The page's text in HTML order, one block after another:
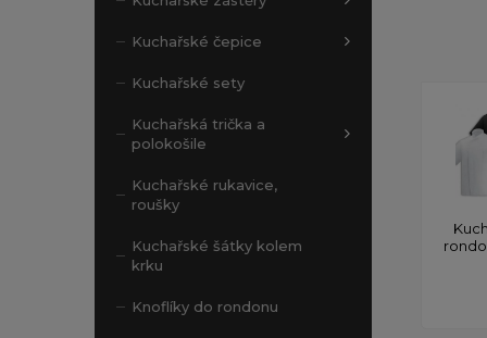
Kuchařské čepice
Kuchařské sety
Kuchařská trička a
polokošile
Kuchařské rukavice,
roušky
Kuchařské šátky kolem
krku
Knoflíky do rondonu